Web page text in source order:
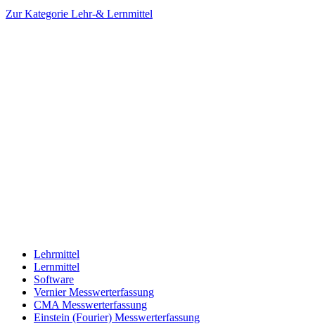
Zur Kategorie Lehr-& Lernmittel
Lehrmittel
Lernmittel
Software
Vernier Messwerterfassung
CMA Messwerterfassung
Einstein (Fourier) Messwerterfassung